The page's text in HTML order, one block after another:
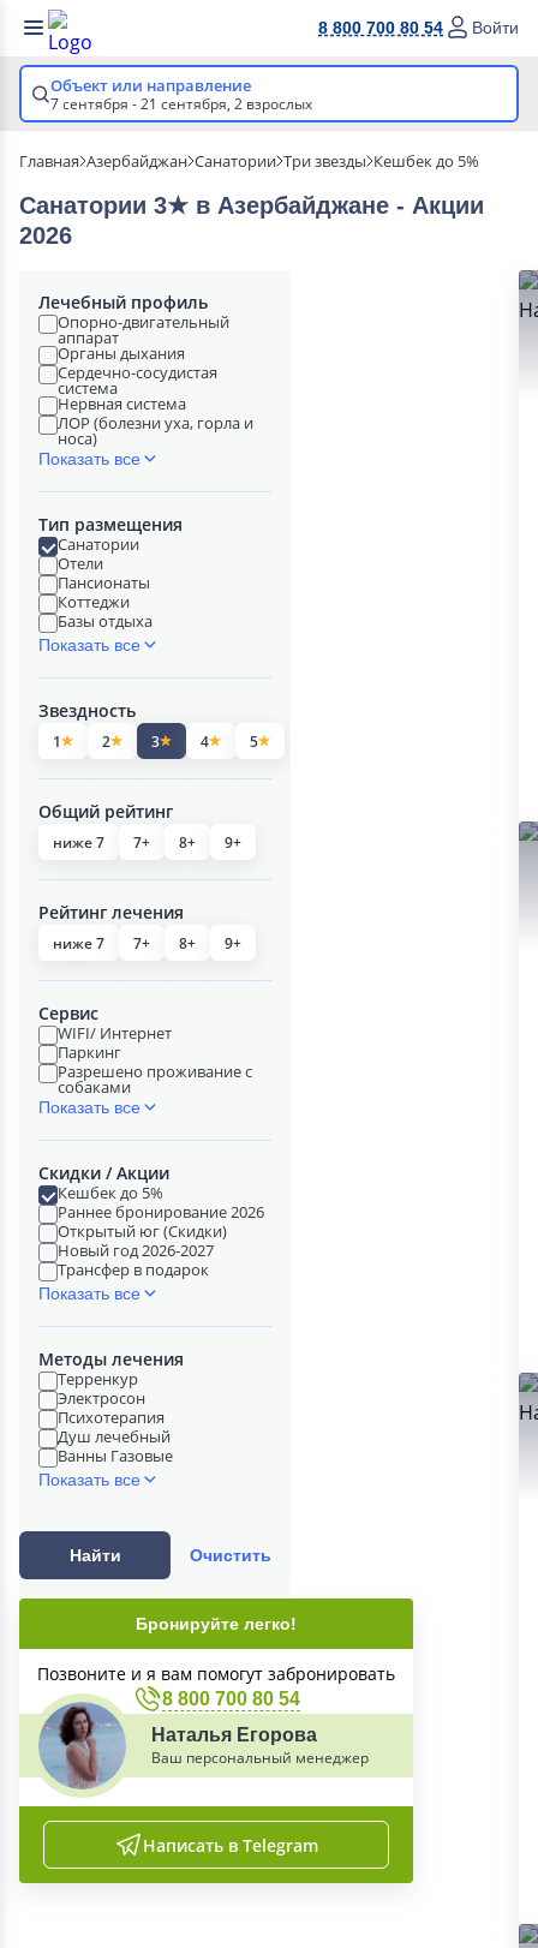
8 800 700 80 54 Войти
Объект или направление
7 сентября - 21 сентября, 2 взрослых
Главная Азербайджан Санатории Три звезды Кешбек до 5%
Санатории 3★ в Азербайджане - Акции
2026
Лечебный профиль
Опорно-двигательный
аппарат
Органы дыхания
Сердечно-сосудистая
система
Нервная система
ЛОР (болезни уха, горла и
носа)
Показать все
Тип размещения
Санатории
Отели
Пансионаты
Коттеджи
Базы отдыха
Показать все
Звездность
1 2 3 4 5
Общий рейтинг
ниже 7 7+ 8+ 9+
Рейтинг лечения
ниже 7 7+ 8+ 9+
Сервис
WIFI/ Интернет
Паркинг
Разрешено проживание с
собаками
Показать все
Скидки / Акции
Кешбек до 5%
Раннее бронирование 2026
Открытый юг (Скидки)
Новый год 2026-2027
Трансфер в подарок
Показать все
Методы лечения
Терренкур
Электросон
Психотерапия
Душ лечебный
Ванны Газовые
Показать все
Найти Очистить
Бронируйте легко!
Позвоните и я вам помогут забронировать
8 800 700 80 54
Наталья Егорова
Ваш персональный менеджер
Написать в Telegram